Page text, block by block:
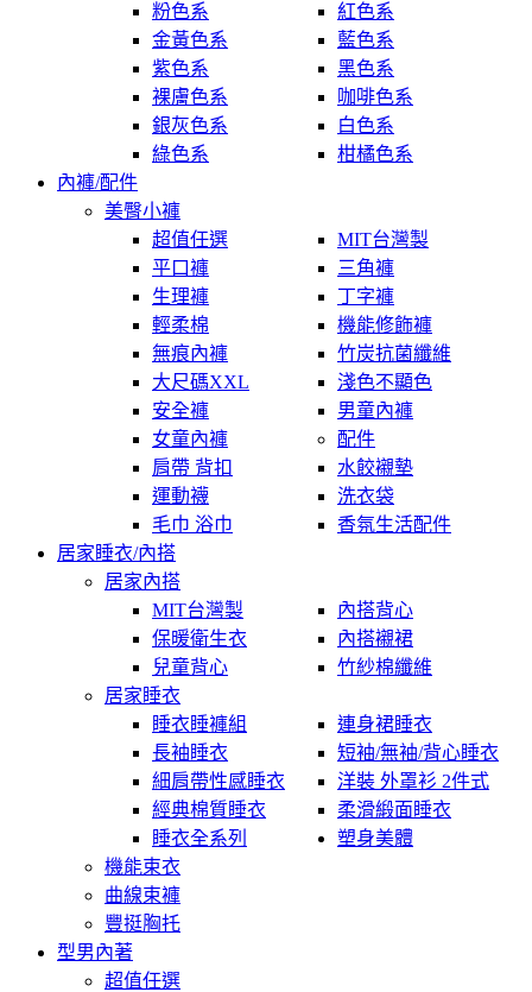
粉色系
紅色系
金黃色系
藍色系
紫色系
黑色系
裸膚色系
咖啡色系
銀灰色系
白色系
綠色系
柑橘色系
內褲/配件
美臀小褲
超值任選
MIT台灣製
平口褲
三角褲
生理褲
丁字褲
輕柔棉
機能修飾褲
無痕內褲
竹炭抗菌纖維
大尺碼XXL
淺色不顯色
安全褲
男童內褲
女童內褲
配件
肩帶 背扣
水餃襯墊
運動襪
洗衣袋
毛巾 浴巾
香氛生活配件
居家睡衣/內搭
居家內搭
MIT台灣製
內搭背心
保暖衛生衣
內搭襯裙
兒童背心
竹紗棉纖維
居家睡衣
睡衣睡褲組
連身裙睡衣
長袖睡衣
短袖/無袖/背心睡衣
細肩帶性感睡衣
洋裝 外罩衫 2件式
經典棉質睡衣
柔滑緞面睡衣
睡衣全系列
塑身美體
機能束衣
曲線束褲
豐挺胸托
型男內著
超值任選